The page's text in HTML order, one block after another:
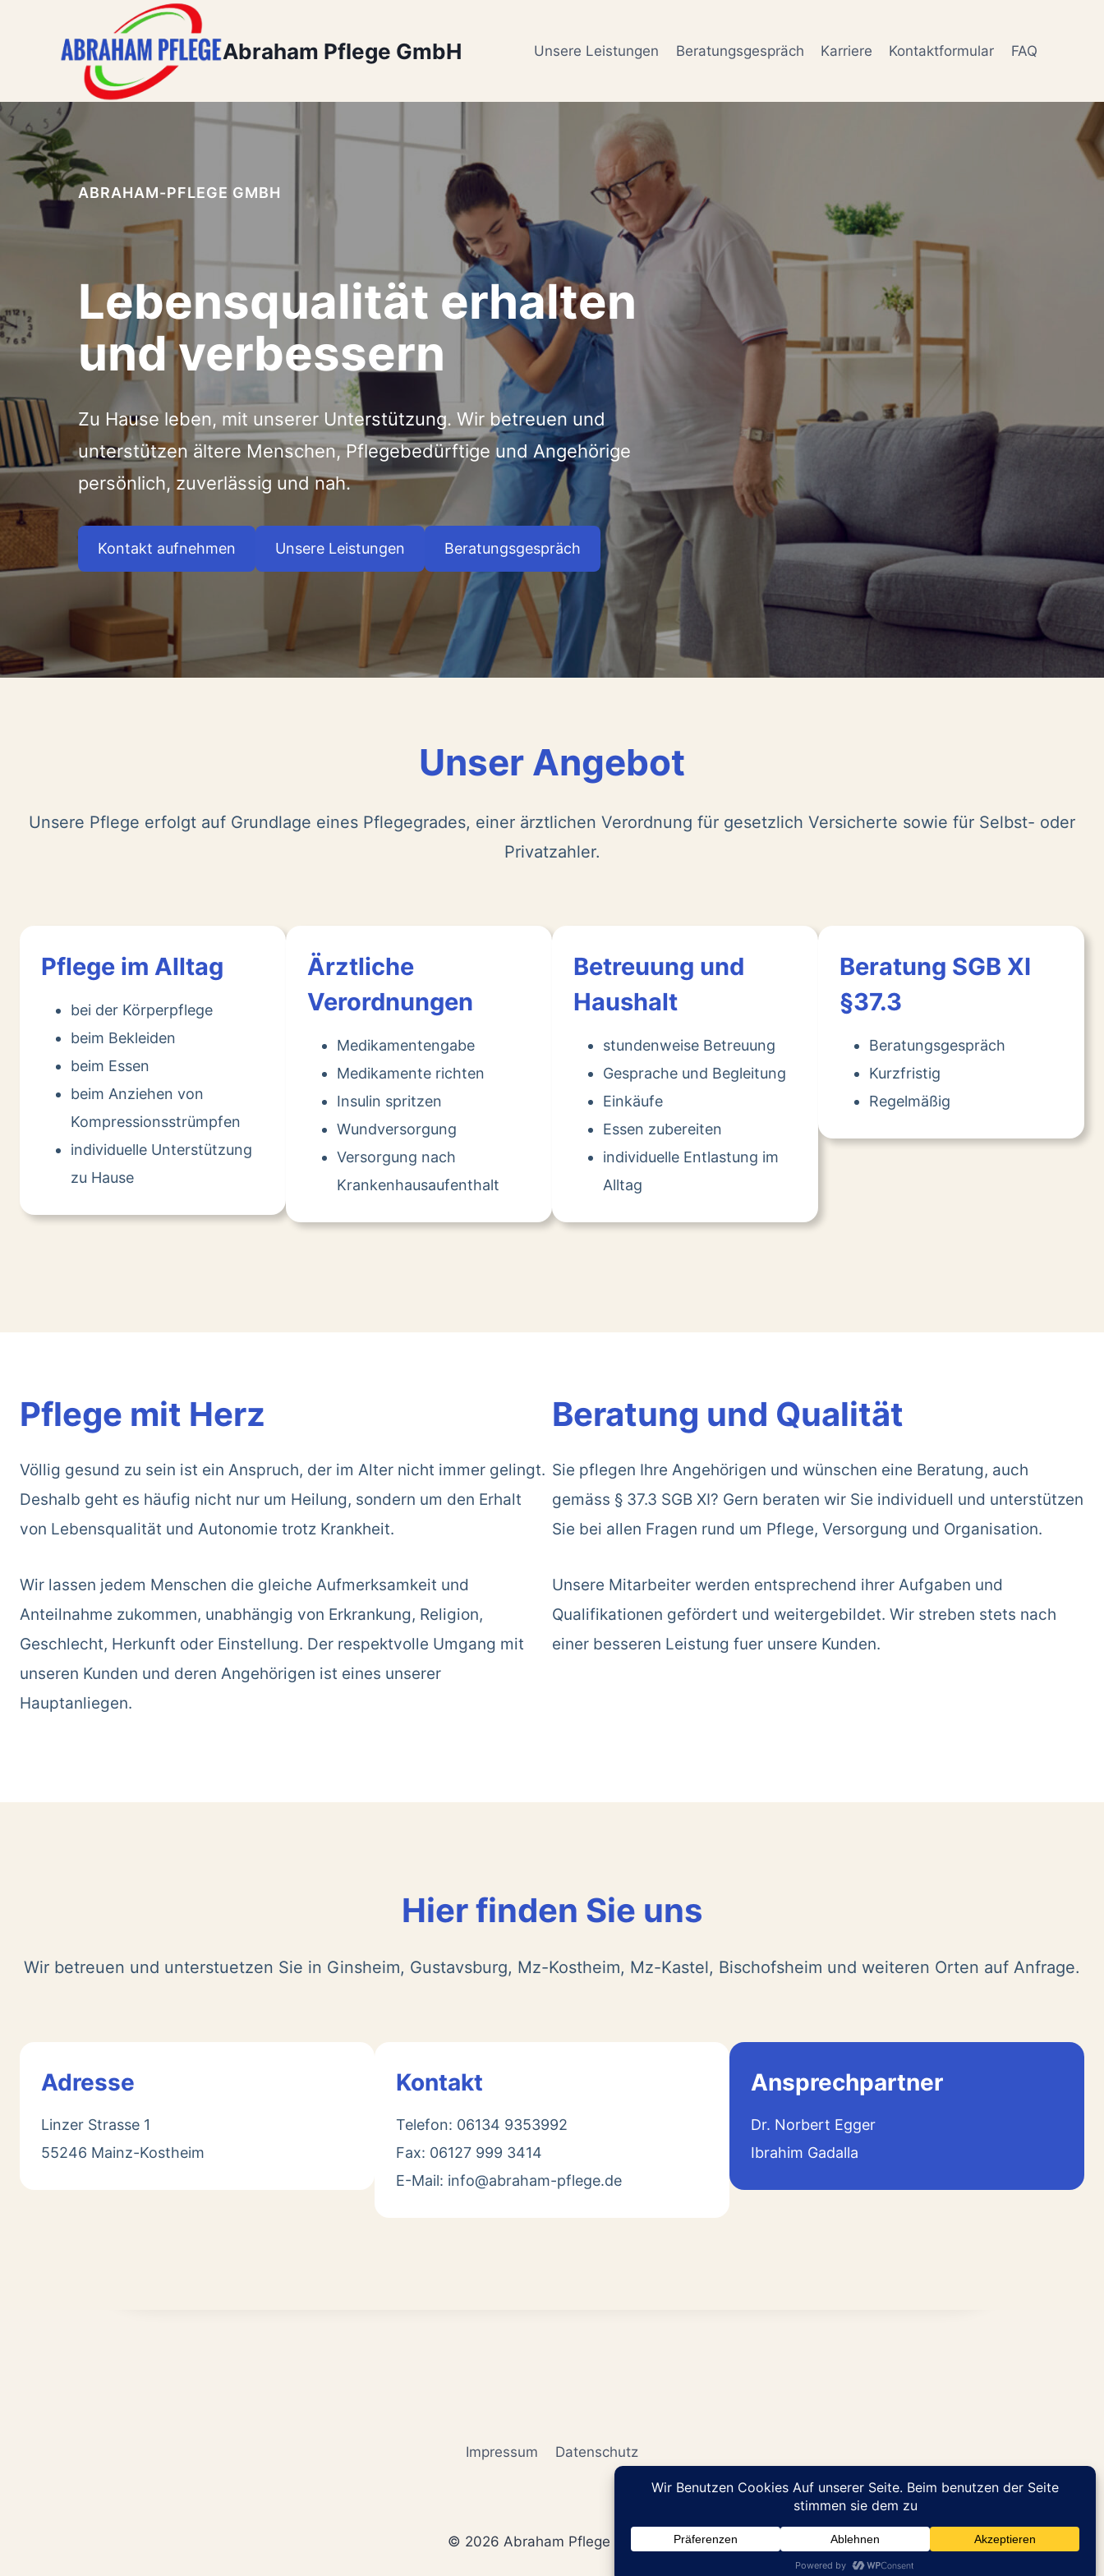
Abraham Pflege GmbH Unsere Leistungen Beratungsgespräch Karriere Kontaktformular FAQ
ABRAHAM-PFLEGE GMBH
Lebensqualität erhalten
und verbessern
Zu Hause leben, mit unserer Unterstützung. Wir betreuen und
unterstützen ältere Menschen, Pflegebedürftige und Angehörige
persönlich, zuverlässig und nah.
Kontakt aufnehmen Unsere Leistungen Beratungsgespräch
Unser Angebot
Unsere Pflege erfolgt auf Grundlage eines Pflegegrades, einer ärztlichen Verordnung für gesetzlich Versicherte sowie für Selbst- oder
Privatzahler.
Pflege im Alltag
bei der Körperpflege
beim Bekleiden
beim Essen
beim Anziehen von
Kompressionsstrümpfen
individuelle Unterstützung
zu Hause
Ärztliche
Verordnungen
Medikamentengabe
Medikamente richten
Insulin spritzen
Wundversorgung
Versorgung nach
Krankenhausaufenthalt
Betreuung und
Haushalt
stundenweise Betreuung
Gesprache und Begleitung
Einkäufe
Essen zubereiten
individuelle Entlastung im
Alltag
Beratung SGB XI
§37.3
Beratungsgespräch
Kurzfristig
Regelmäßig
Pflege mit Herz
Völlig gesund zu sein ist ein Anspruch, der im Alter nicht immer gelingt.
Deshalb geht es häufig nicht nur um Heilung, sondern um den Erhalt
von Lebensqualität und Autonomie trotz Krankheit.
Wir lassen jedem Menschen die gleiche Aufmerksamkeit und
Anteilnahme zukommen, unabhängig von Erkrankung, Religion,
Geschlecht, Herkunft oder Einstellung. Der respektvolle Umgang mit
unseren Kunden und deren Angehörigen ist eines unserer
Hauptanliegen.
Beratung und Qualität
Sie pflegen Ihre Angehörigen und wünschen eine Beratung, auch
gemäss § 37.3 SGB XI? Gern beraten wir Sie individuell und unterstützen
Sie bei allen Fragen rund um Pflege, Versorgung und Organisation.
Unsere Mitarbeiter werden entsprechend ihrer Aufgaben und
Qualifikationen gefördert und weitergebildet. Wir streben stets nach
einer besseren Leistung fuer unsere Kunden.
Hier finden Sie uns
Wir betreuen und unterstuetzen Sie in Ginsheim, Gustavsburg, Mz-Kostheim, Mz-Kastel, Bischofsheim und weiteren Orten auf Anfrage.
Adresse
Linzer Strasse 1
55246 Mainz-Kostheim
Kontakt
Telefon: 06134 9353992
Fax: 06127 999 3414
E-Mail: info@abraham-pflege.de
Ansprechpartner
Dr. Norbert Egger
Ibrahim Gadalla
Impressum Datenschutz
© 2026 Abraham Pflege GmbH